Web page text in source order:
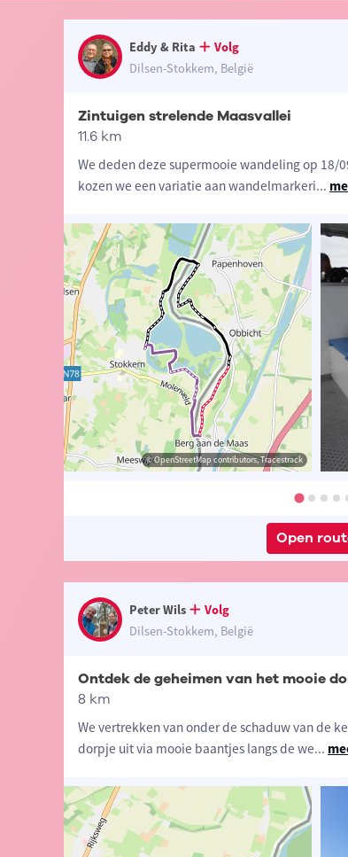
Eddy & Rita
Volg
Dilsen-Stokkem, België
Zintuigen strelende Maasvallei
11.6 km
We deden deze supermooie wandeling op 18/
kozen we een variatie aan wandelmarkeri...
© OpenStreetMap contributors, Tracestrack
Open
© Peter Wils © Peter Wils
Peter Wils
Volg
Dilsen-Stokkem, België
Ontdek de geheimen van het mooie
8 km
We vertrekken van onder de schaduw van de
dorpje uit via mooie baantjes langs de we...